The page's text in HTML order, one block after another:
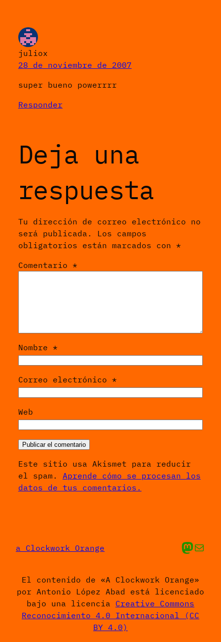
juliox
28 de noviembre de 2007
super bueno powerrrr
Responder
Deja una
respuesta
Tu dirección de correo electrónico no
será publicada.
Los campos
obligatorios están marcados con *
Comentario *
Nombre *
Correo electrónico *
Web
Este sitio usa Akismet para reducir
el spam. Aprende cómo se procesan los
datos de tus comentarios.
a Clockwork Orange Mis cosas en
Envíame
El contenido de «A Clockwork Orange»
por Antonio López Abad está licenciado
bajo una licencia Creative Commons
Reconocimiento 4.0 Internacional (CC
BY 4.0)